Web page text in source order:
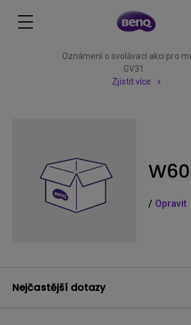
Oznámení o svolávací akci pro
GV31
Zjistit více
/ Opravit
Nejčastější dotazy